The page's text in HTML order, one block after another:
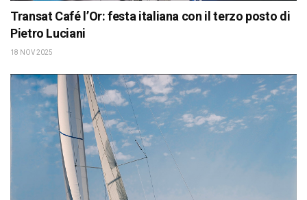
Transat Café l’Or: festa italiana con il terzo posto di
Pietro Luciani
18 NOV 2025